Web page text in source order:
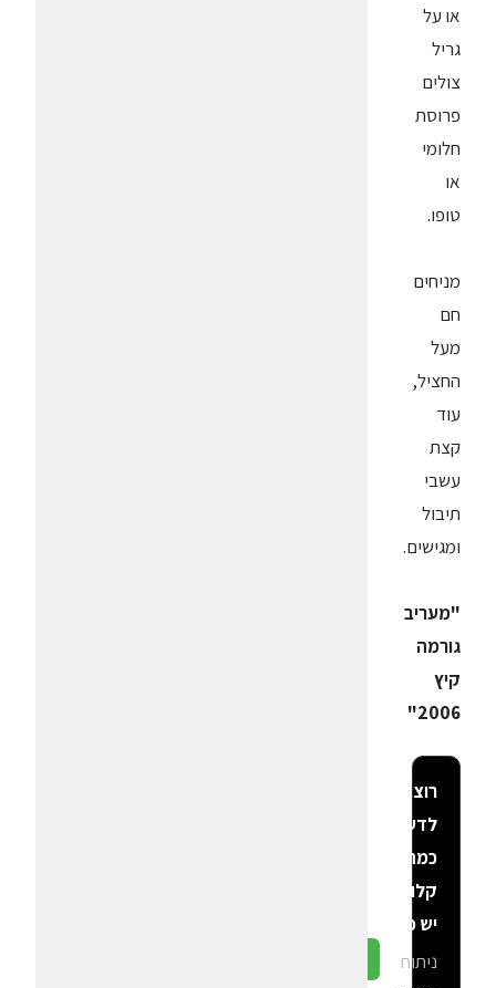
או על
גריל
צולים
פרוסת
חלומי
או
טופו.
מניחים
חם
מעל
החציל,
עוד
קצת
עשבי
תיבול
ומגישים.
"מעריב
גורמה
קיץ
2006"
רוצה
לדעת
כמה
קלוריות
יש פה?
ניתוח